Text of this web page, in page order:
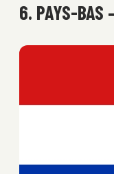
6. PAYS-BAS